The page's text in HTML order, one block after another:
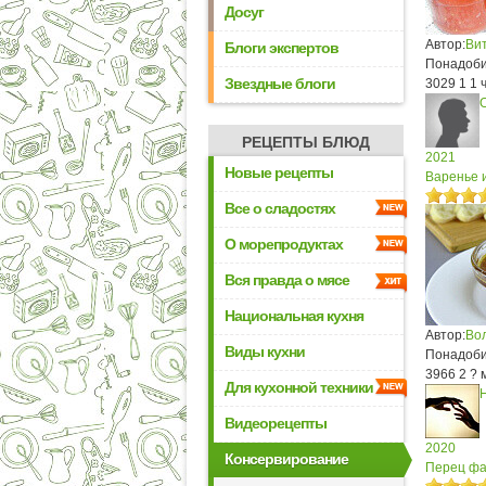
Досуг
Блоги экспертов
Звездные блоги
РЕЦЕПТЫ БЛЮД
Новые рецепты
Все о сладостях
О морепродуктах
Вся правда о мясе
Национальная кухня
Виды кухни
Для кухонной техники
Видеорецепты
Консервирование
Автор:
3029 1 1
2021
Варенье
Автор:
3966 2 ?
2020
Перец